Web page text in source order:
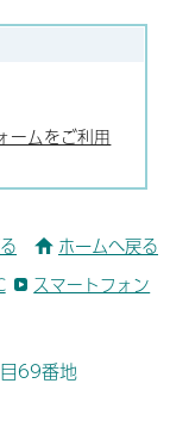
ームをご利用
ホームへ戻る
スマートフォン
69番地